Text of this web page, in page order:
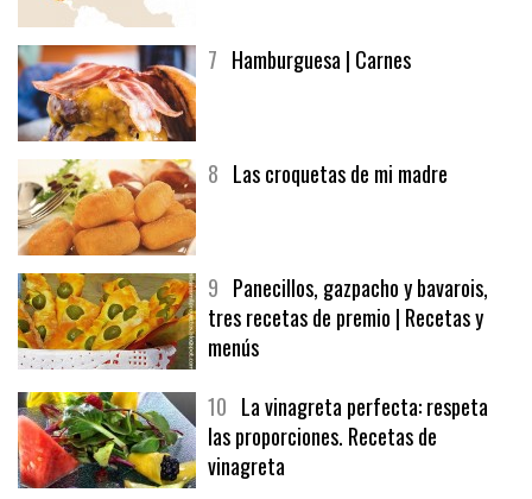
7 Hamburguesa | Carnes
8 Las croquetas de mi madre
9 Panecillos, gazpacho y bavarois,
tres recetas de premio | Recetas y
menús
10 La vinagreta perfecta: respeta
las proporciones. Recetas de
vinagreta